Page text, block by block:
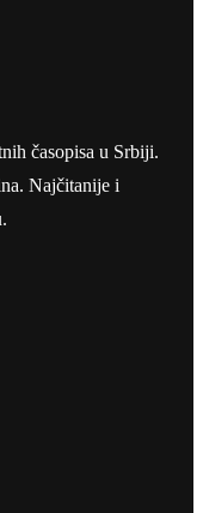
časopisa u Srbiji.
Najčitanije i